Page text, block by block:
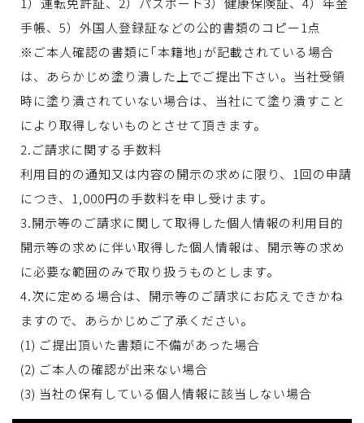
手帳、5）外国人登録証などの公的書類のコピー1点
※ご本人確認の書類に｢本籍地｣が記載されている場合
は、あらかじめ塗り潰した上でご提出下さい。当社受領
時に塗り潰されていない場合は、当社にて塗り潰すこと
により取得しないものとさせて頂きます。
2.ご請求に関する手数料
利用目的の通知又は内容の開示の求めに限り、1回の申請
につき、1,000円の手数料を申し受けます。
3.開示等のご請求に関して取得した個人情報の利用目的
開示等の求めに伴い取得した個人情報は、開示等の求め
に必要な範囲のみで取り扱うものとします。
4.次に定める場合は、開示等のご請求にお応えできかね
ますので、あらかじめご了承ください。
(1) ご提出頂いた書類に不備があった場合
(2) ご本人の確認が出来ない場合
(3) 当社の保有している個人情報に該当しない場合